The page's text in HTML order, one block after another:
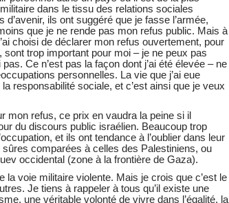
dans le tissu des relations sociales
ils ont suggéré que je fasse l’armée,
que je ne rende pas mon refus public. Mais à
choisi de déclarer mon refus ouvertement, pour
trop important pour moi – je ne peux pas
Ce n’est pas la façon dont j’ai été élevée – ne
personnelles. La vie que j’ai eue
responsabilité sociale, et c’est ainsi que je veux
mon refus, ce prix en vaudra la peine si il
du discours public israélien. Beaucoup trop
et ils ont tendance à l’oublier dans leur
comparées à celles des Palestiniens, ou
occidental (zone à la frontière de Gaza).
la voie militaire violente. Mais je crois que c’est le
Je tiens à rappeler à tous qu’il existe une
une véritable volonté de vivre dans l’égalité, la